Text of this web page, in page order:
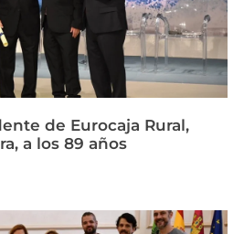
de Eurocaja Rural,
a los 89 años